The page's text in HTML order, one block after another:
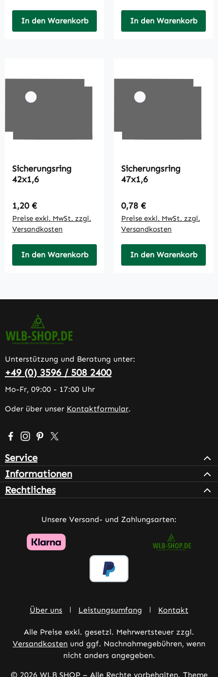
In den Warenkorb In den Warenkorb
Sicherungsring
42x1,6
Regulärer Preis:
1,20 €
Preise exkl. MwSt. zzgl.
Versandkosten
In den Warenkorb
Sicherungsring
47x1,6
Regulärer Preis:
0,78 €
Preise exkl. MwSt. zzgl.
Versandkosten
In den Warenkorb
Unterstützung und Beratung unter:
+49 (0) 3596 / 508 2400
Mo-Fr, 09:00 - 17:00 Uhr
Oder über unser Kontaktformular.
Besuche uns auf Facebook – öffnet in neuem Tab
Schau auf Instagram vorbei – öffnet in neuem Tab
Lass dich auf Pinterest inspirieren – öffnet in
Folge uns auf X – öffnet in neuem Tab
Service
Informationen
Rechtliches
Unsere Versand- und Zahlungsarten:
Über uns Leistungsumfang Kontakt
Alle Preise exkl. gesetzl. Mehrwertsteuer zzgl.
Versandkosten und ggf. Nachnahmegebühren, wenn
nicht anders angegeben.
© 2026 WLB SHOP – Alle Rechte vorbehalten. Theme